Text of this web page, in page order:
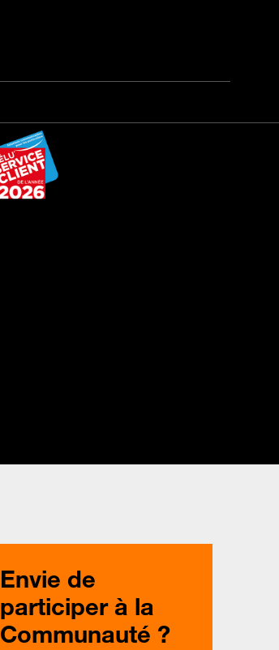
Envie de
participer à la
Communauté ?